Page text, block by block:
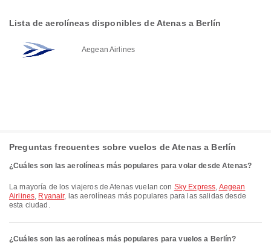
Lista de aerolíneas disponibles de Atenas a Berlín
Aegean Airlines
Preguntas frecuentes sobre vuelos de Atenas a Berlín
¿Cuáles son las aerolíneas más populares para volar desde Atenas?
La mayoría de los viajeros de Atenas vuelan con Sky Express, Aegean
Airlines, Ryanair, las aerolíneas más populares para las salidas desde
esta ciudad.
¿Cuáles son las aerolíneas más populares para vuelos a Berlín?